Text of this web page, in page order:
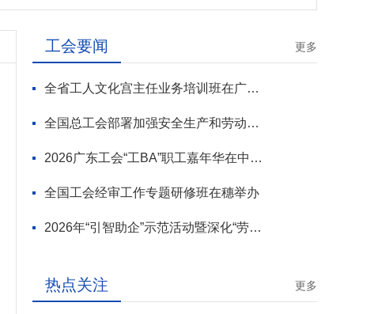
工会要闻 更多
全省工人文化宫主任业务培训班在广州开班
全国总工会部署加强安全生产和劳动保护工作
2026广东工会“工BA”职工嘉年华在中山举行
全国工会经审工作专题研修班在穗举办
2026年“引智助企”示范活动暨深化“劳模工匠进万企”专项行动启动
热点关注 更多